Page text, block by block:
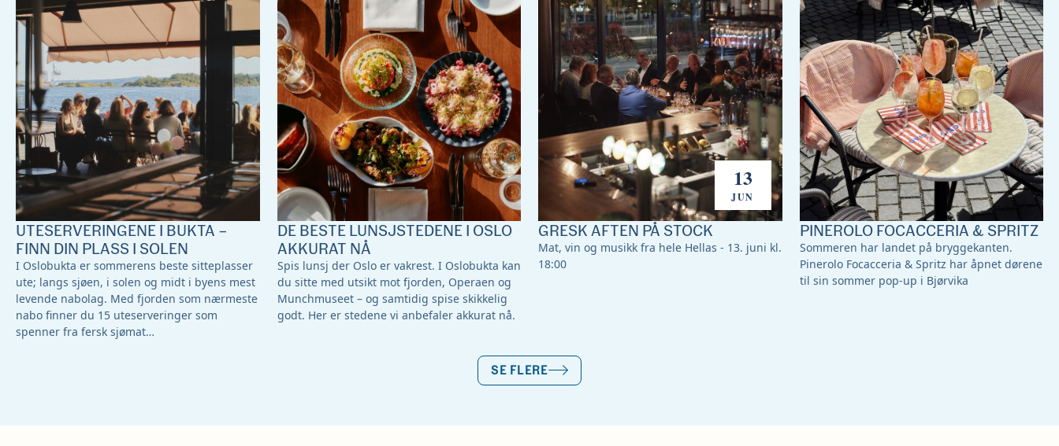
UTESERVERINGENE I BUKTA –
FINN DIN PLASS I SOLEN
I Oslobukta er sommerens beste sitteplasser
ute; langs sjøen, i solen og midt i byens mest
levende nabolag. Med fjorden som nærmeste
nabo finner du 15 uteserveringer som
spenner fra fersk sjømat…
DE BESTE LUNSJSTEDENE I OSLO
AKKURAT NÅ
Spis lunsj der Oslo er vakrest. I Oslobukta kan
du sitte med utsikt mot fjorden, Operaen og
Munchmuseet – og samtidig spise skikkelig
godt. Her er stedene vi anbefaler akkurat nå.
13
JUN
GRESK AFTEN PÅ STOCK
Mat, vin og musikk fra hele Hellas - 13. juni kl.
18:00
PINEROLO FOCACCERIA & SPRITZ
Sommeren har landet på bryggekanten.
Pinerolo Focacceria & Spritz har åpnet dørene
til sin sommer pop-up i Bjørvika
SE FLERE